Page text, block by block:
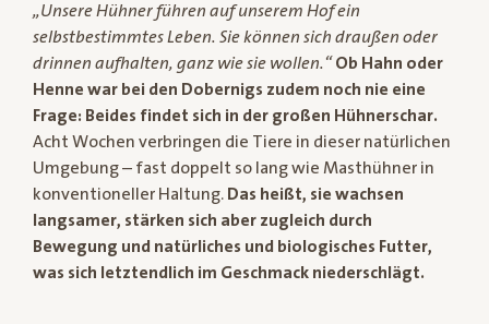
„Unsere Hühner führen auf unserem Hof ein
selbstbestimmtes Leben. Sie können sich draußen oder
drinnen aufhalten, ganz wie sie wollen.“ Ob Hahn oder
Henne war bei den Dobernigs zudem noch nie eine
Frage: Beides findet sich in der großen Hühnerschar.
Acht Wochen verbringen die Tiere in dieser natürlichen
Umgebung – fast doppelt so lang wie Masthühner in
konventioneller Haltung. Das heißt, sie wachsen
langsamer, stärken sich aber zugleich durch
Bewegung und natürliches und biologisches Futter,
was sich letztendlich im Geschmack niederschlägt.